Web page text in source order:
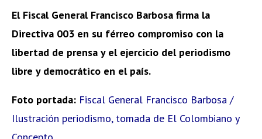
El Fiscal General Francisco Barbosa firma la
Directiva 003 en su férreo compromiso con la
libertad de prensa y el ejercicio del periodismo
libre y democrático en el país.
Foto portada: Fiscal General Francisco Barbosa /
Ilustración periodismo, tomada de El Colombiano y